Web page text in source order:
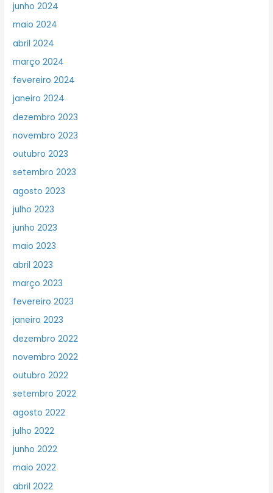
junho 2024
maio 2024
abril 2024
março 2024
fevereiro 2024
janeiro 2024
dezembro 2023
novembro 2023
outubro 2023
setembro 2023
agosto 2023
julho 2023
junho 2023
maio 2023
abril 2023
março 2023
fevereiro 2023
janeiro 2023
dezembro 2022
novembro 2022
outubro 2022
setembro 2022
agosto 2022
julho 2022
junho 2022
maio 2022
abril 2022